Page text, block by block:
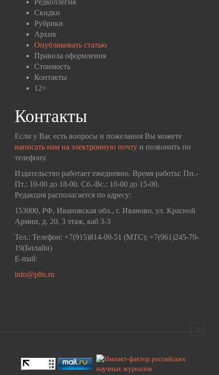
Редколлегия
Скидки
Рубрики
Архив
Опубликовать статью
Правила оформления
Стоимость
Контакты
12+
Контакты
Если у Вас есть вопросы и пожелания Вы можете
написать нам на электронную почту и позвонить по
телефону.
Издательство работает ежедневно. Время работы: Пн.-
Пт.: 10-00 до 18-00. Сб.-Вс.: 10-00 до 15-00.
Редакция располагается по адресу:
153000, РФ, Ивановская обл., г. Иваново, ул. Красной
Армии, д. 20, 3 этаж, каб 3-3
Тел.: Телефон: +7(915)814-09-51 (МТС); +7(961)245-79-
19(Билайн)
E-mail:
info@p8n.ru